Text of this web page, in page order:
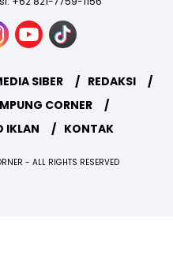
SIBER
REDAKSI
CORNER
IKLAN KONTAK
- ALL RIGHTS RESERVED